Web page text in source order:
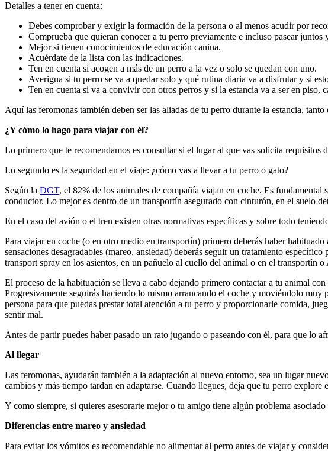
Detalles a tener en cuenta:
Debes comprobar y exigir la formación de la persona o al menos acudir por
Comprueba que quieran conocer a tu perro previamente e incluso pasear juntos
Mejor si tienen conocimientos de educación canina.
Acuérdate de la lista con las indicaciones.
Ten en cuenta si acogen a más de un perro a la vez o solo se quedan con uno.
Averigua si tu perro se va a quedar solo y qué rutina diaria va a disfrutar y si
Ten en cuenta si va a convivir con otros perros y si la estancia va a ser en piso,
Aquí las feromonas también deben ser las aliadas de tu perro durante la estancia,
¿Y cómo lo hago para viajar con él?
Lo primero que te recomendamos es consultar si el lugar al que vas solicita requisitos
Lo segundo es la seguridad en el viaje: ¿cómo vas a llevar a tu perro o gato?
Según la DGT, el 82% de los animales de compañía viajan en coche. Es
conductor. Lo mejor es dentro de un transportín asegurado con cinturón, en el suelo
En el caso del avión o el tren existen otras normativas específicas y sobre todo
Para viajar en coche (o en otro medio en transportín) primero deberás haber
sensaciones desagradables (mareo, ansiedad) deberás seguir un tratamiento
transport spray en los asientos, en un pañuelo al cuello del animal o en el transportín
El proceso de la habituación se lleva a cabo dejando primero contactar a tu animal
Progresivamente seguirás haciendo lo mismo arrancando el coche y moviéndolo
persona para que puedas prestar total atención a tu perro y proporcionarle comida,
sentir mal.
Antes de partir puedes haber pasado un rato jugando o paseando con él, para que lo
Al llegar
Las feromonas, ayudarán también a la adaptación al nuevo entorno, sea un lugar
cambios y más tiempo tardan en adaptarse. Cuando llegues, deja que tu perro
Y como siempre, si quieres asesorarte mejor o tu amigo tiene algún problema
Diferencias entre mareo y ansiedad
Para evitar los vómitos es recomendable no alimentar al perro antes de viajar y